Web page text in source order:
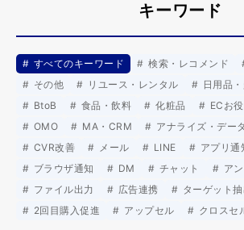
キーワード
すべてのキーワード 検索・レコメンド
その他
リユース・レンタル
日用品
BtoB
食品・飲料 化粧品 ECお
OMO
MA・CRM アナライズ・デー
CVR改善
メール LINE アプリ通
ブラウザ通知
DM チャット
ア
ファイル出力
広告連携 ターゲット抽
2回目購入促進
アップセル クロスセ